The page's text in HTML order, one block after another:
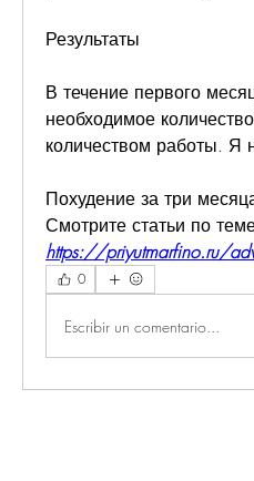
Результаты
В течение первого
необходимое
количеством работы. Я
Похудение за три
Смотрите статьи по
https://priyutmarfino.ru/
0
Escribir un comentario...